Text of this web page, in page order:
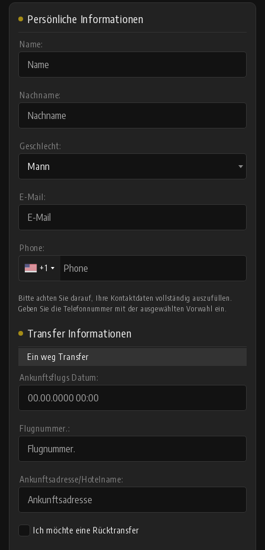
Persönliche Informationen
Name:
Nachname:
Geschlecht:
Mann
E-Mail:
Phone:
+1
Bitte achten Sie darauf, Ihre Kontaktdaten vollständig auszufüllen.
Geben Sie die Telefonnummer mit der ausgewählten Vorwahl ein.
Transfer Informationen
Ein weg Transfer
Ankunftsflugs Datum:
Flugnummer.:
Ankunftsadresse/Hotelname:
Ich möchte eine Rücktransfer